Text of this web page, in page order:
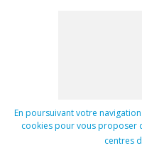
En poursuivant votre
cookies pour vous proposer
centres